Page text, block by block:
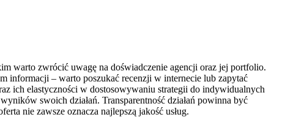
warto zwrócić uwagę na doświadczenie agencji oraz jej portfolio.
informacji – warto poszukać recenzji w internecie lub zapytać
ich elastyczności w dostosowywaniu strategii do indywidualnych
swoich działań. Transparentność działań powinna być
nie zawsze oznacza najlepszą jakość usług.